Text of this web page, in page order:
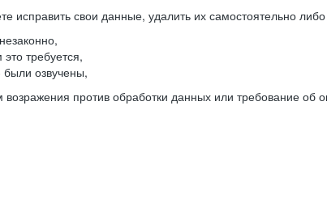
исправить свои данные, удалить их самостоятельно либо
требуется,
были озвучены,
против обработки данных или требование об